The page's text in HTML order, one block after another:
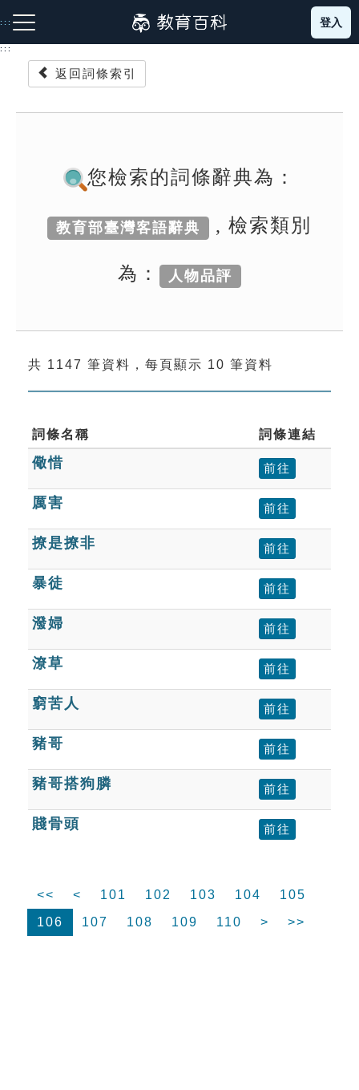
到
主
:::
成語故事
索引選單
單字索引
生命大百科索引
遊戲專區
教學應用
貓頭鷹博士
登入
:::
返回詞條索引
您檢索的詞條辭典為：
教育部臺灣客語辭典 , 檢索類別
為： 人物品評
共 1147 筆資料，每頁顯示 10 筆資料
詞條名稱 詞條連結
儆惜 前往
厲害 前往
撩是撩非 前往
暴徒 前往
潑婦 前往
潦草 前往
窮苦人 前往
豬哥 前往
豬哥搭狗膦 前往
賤骨頭 前往
<< < 101 102 103 104
105
106
107 108 109 110 > >>